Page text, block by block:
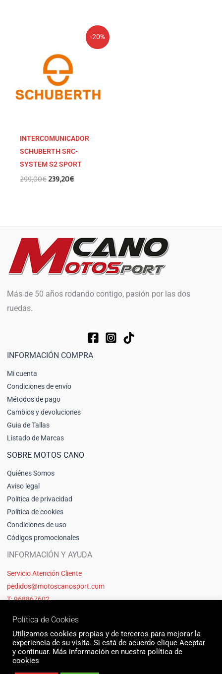
-20%
INTERCOMUNICADOR
SCHUBERTH SRC-
SYSTEM S2 SPORT
299,00€
original
era:
299,00€.
239,20€
precio
actual
Más de 50 años rodando contigo, pasión por las dos
ruedas.
INFORMACIÓN COMPRA
Mi cuenta
Condiciones de envío
Métodos de pago
Cambios y devoluciones
Guia de Tallas
Listado de Marcas
SOBRE MOTOS CANO
Quiénes Somos
Aviso legal
Política de privacidad
Política de cookies
Condiciones de uso
Códigos promocionales
INFORMACIÓN Y AYUDA
Servicio Atención Cliente
pedidos@motoscanosport.com
T: 968867602
Política de Cookies
Utilizamos cookies propias y de terceros para mejorar la
experiencia de su visita. Si está de acuerdo clique Aceptar
y continuar. Más información en nuestra política de
cookies